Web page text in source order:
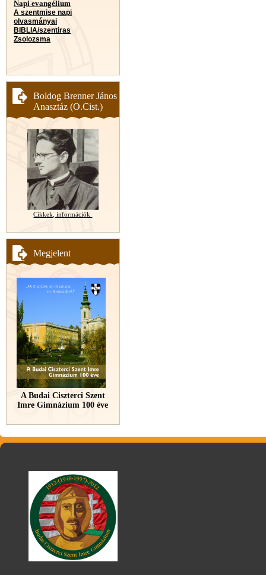
Napi evangélium
A szentmise napi
olvasmányai
BIBLIA/szentiras
Zsolozsma
Boldog Brenner János
Anasztáz (O.Cist.)
Cikkek, információk
Megjelent
A Budai Ciszterci Szent
Imre Gimnázium 100 éve